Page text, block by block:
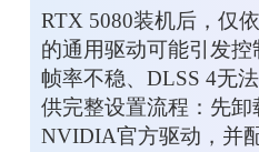
RTX 5080装机后，仅
的通用驱动可能引发
帧率不稳、DLSS 4无
供完整设置流程：先
NVIDIA官方驱动，并